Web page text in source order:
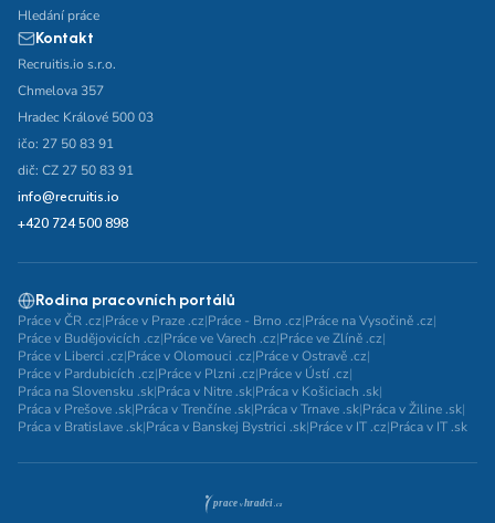
Hledání práce
Kontakt
Recruitis.io s.r.o.
Chmelova 357
Hradec Králové 500 03
ičo: 27 50 83 91
dič: CZ 27 50 83 91
info@recruitis.io
+420 724 500 898
Rodina pracovních portálů
Práce v ČR .cz|Práce v Praze .cz|Práce - Brno .cz|Práce na Vysočině .cz|
Práce v Budějovicích .cz|Práce ve Varech .cz|Práce ve Zlíně .cz|
Práce v Liberci .cz|Práce v Olomouci .cz|Práce v Ostravě .cz|
Práce v Pardubicích .cz|Práce v Plzni .cz|Práce v Ústí .cz|
Práca na Slovensku .sk|Práca v Nitre .sk|Práca v Košiciach .sk|
Práca v Prešove .sk|Práca v Trenčíne .sk|Práca v Trnave .sk|Práca v Žiline .sk|
Práca v Bratislave .sk|Práca v Banskej Bystrici .sk|Práce v IT .cz|Práca v IT .sk